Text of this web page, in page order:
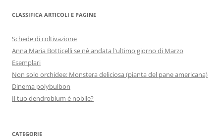
CLASSIFICA ARTICOLI E PAGINE
Schede di coltivazione
Anna Maria Botticelli se nè andata l'ultimo giorno di Marzo
Esemplari
Non solo orchidee: Monstera deliciosa (pianta del pane americana)
Dinema polybulbon
Il tuo dendrobium è nobile?
CATEGORIE